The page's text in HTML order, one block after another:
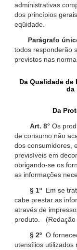
administrativas
dos princípios
eqüidade.
Parágrafo
todos responderão
previstos nas
Da Qualidade de
da
Da
Art. 8° Os
de consumo não
dos consumidores,
previsíveis em
obrigando-se os
as informações
§ 1º Em se
cabe prestar as
através de
produto. (Redação
§ 2º O
utensílios utilizados